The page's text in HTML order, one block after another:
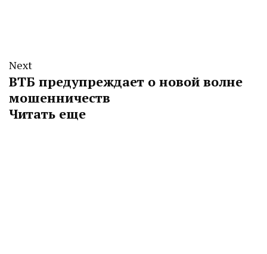
Next
ВТБ предупреждает о новой волне
мошенничеств
Читать еще